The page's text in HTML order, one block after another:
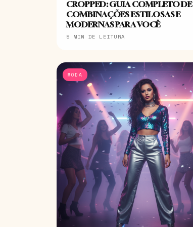
CROPPED: GUIA COMPLETO DE
COMBINAÇÕES ESTILOSAS E
MODERNAS PARA VOCÊ
5 MIN DE LEITURA
MODA